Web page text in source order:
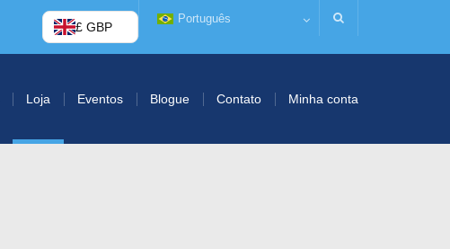
£ GBP
Português
Loja Eventos Blogue Contato Minha conta